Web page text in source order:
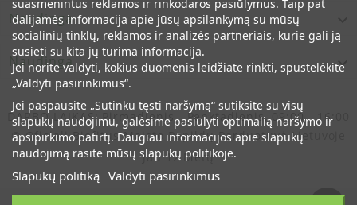
Naudinga
Naudinga 
suasmenintus reklamos ir rinkodaros pasiūlymus. Taip pat
dalijamės informacija apie jūsų apsilankymą su mūsų
socialinių tinklų, reklamos ir analizės partneriais, kurie gali ją
susieti su kita jų turima informacija.
Jei norite valdyti, kokius duomenis leidžiate rinkti, spustelėkite
„Valdyti pasirinkimus“.
Jei paspausite „Sutinku tęsti naršymą“ sutiksite su visų
slapukų naudojimu, galėsime pasiūlyti optimalią naršymo ir
apsipirkimo patirtį. Daugiau informacijos apie slapukų
naudojimą rasite mūsų slapukų politikoje.
Slapukų politiką Valdyti pasirinkimus
DARBO LAIKAS: Pirmadienis - Penktadienis, 09:00 - 16:00
© Oficiali Biofitus Maisto Papildų Parduotuvė Lietuvoje
Jau 12 Metų